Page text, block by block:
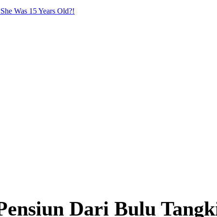
Was 15 Years Old?!
Dari Bulu